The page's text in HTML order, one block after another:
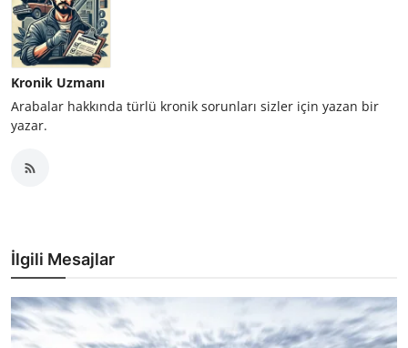
Kronik Uzmanı
Arabalar hakkında türlü kronik sorunları sizler için yazan bir
yazar.
İlgili Mesajlar